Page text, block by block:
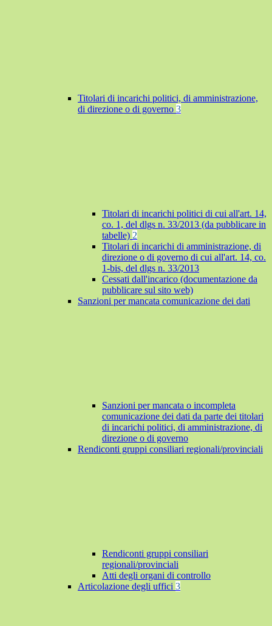
Titolari di incarichi politici, di amministrazione,
di direzione o di governo 3
Titolari di incarichi politici di cui all'art. 14,
co. 1, del dlgs n. 33/2013 (da pubblicare in
tabelle) 2
Titolari di incarichi di amministrazione, di
direzione o di governo di cui all'art. 14, co.
1-bis, del dlgs n. 33/2013
Cessati dall'incarico (documentazione da
pubblicare sul sito web)
Sanzioni per mancata comunicazione dei dati
Sanzioni per mancata o incompleta
comunicazione dei dati da parte dei titolari
di incarichi politici, di amministrazione, di
direzione o di governo
Rendiconti gruppi consiliari regionali/provinciali
Rendiconti gruppi consiliari
regionali/provinciali
Atti degli organi di controllo
Articolazione degli uffici 3